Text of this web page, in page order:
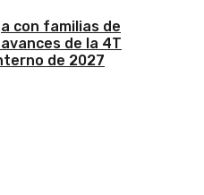
con familias de
de la 4T
de 2027